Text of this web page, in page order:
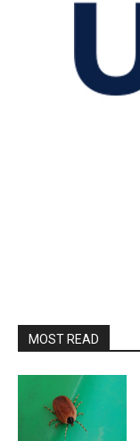
MOST READ